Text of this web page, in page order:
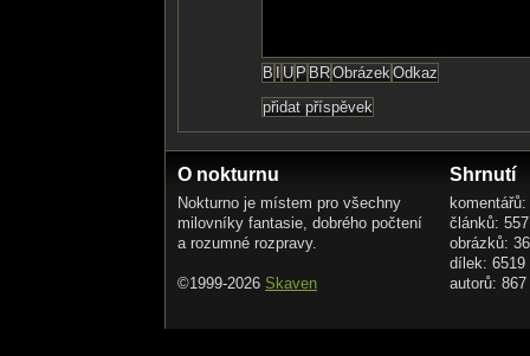
O nokturnu
Nokturno je místem pro všechny
milovníky fantasie, dobrého počtení
a rozumné rozpravy.
©1999-2026 Skaven
Shrnutí
článků: 557
obrázků:
dílek: 6519
autorů: 867